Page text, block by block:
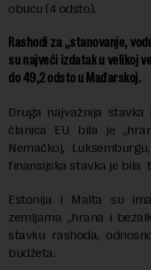
obuću (4 odsto).
Rashodi za „stanovanje,
su najveći izdatak u velikoj
do 49,2 odsto u Mađarskoj.
Druga najvažnija
članica EU bila je
Nemačkoj,
finansijska stavka je bila
Estonija i Malta su
zemljama „hrana i
stavku rashoda,
budžeta.